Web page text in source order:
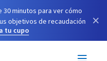
30 minutos para ver cómo
objetivos de recaudación
tu cupo
×